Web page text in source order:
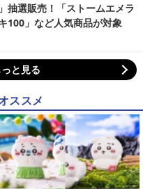
抽選販売！「ストームエメラ
100」など人気商品が対象
と見る
ススメ